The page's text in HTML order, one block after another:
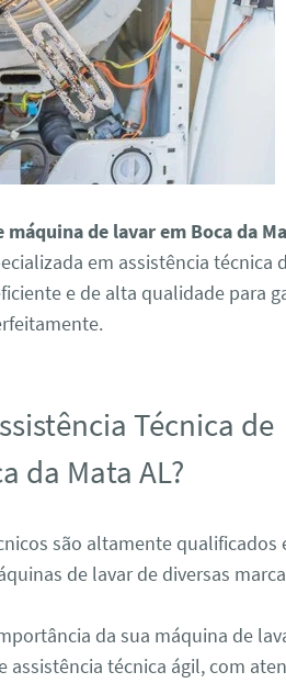
máquina de lavar em Boca da
em assistência técnica
e de alta qualidade para
Técnica de
da Mata AL?
são altamente qualificados
de lavar de diversas
da sua máquina de
assistência técnica ágil, com